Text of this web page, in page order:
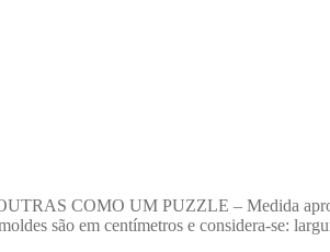
COMO UM PUZZLE – Medida
são em centímetros e considera-se: